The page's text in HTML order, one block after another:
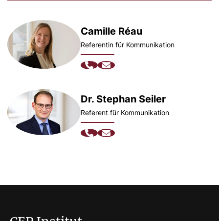
Camille Réau
Referentin für Kommunikation
Dr. Stephan Seiler
Referent für Kommunikation